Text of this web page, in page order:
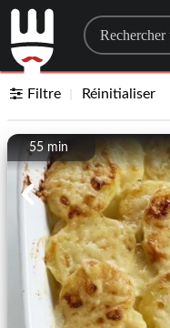
Search
Filtre Réinitialiser
55 min